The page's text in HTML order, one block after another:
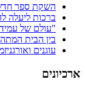
השקת ספר חדש
ברכות ליעלה
"עולם של
בין הבית
עוגנים
ארכיונים